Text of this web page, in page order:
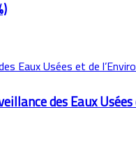
des Eaux